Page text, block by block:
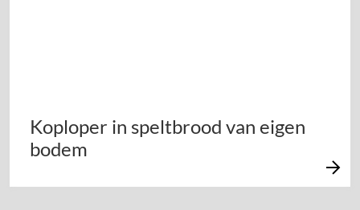
Koploper in speltbrood van eigen
bodem